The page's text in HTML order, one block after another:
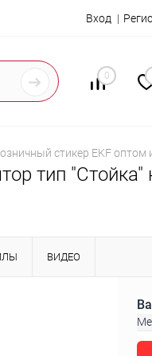
Вход
0
стикер EKF оптом
тип "Стойка"
ВИДЕО